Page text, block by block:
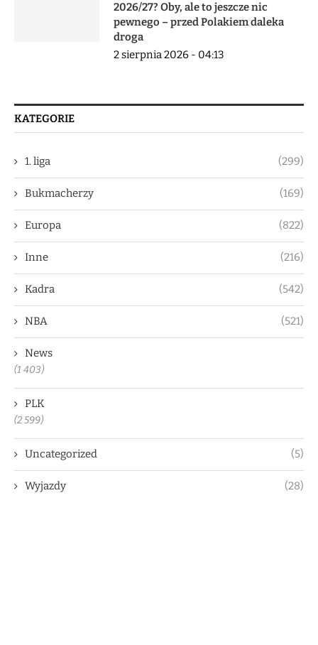
2026/27? Oby, ale to jeszcze nic
pewnego – przed Polakiem daleka
droga
2 sierpnia 2026 - 04:13
KATEGORIE
1. liga (299)
Bukmacherzy (169)
Europa (822)
Inne (216)
Kadra (542)
NBA (521)
News
(1 403)
PLK
(2 599)
Uncategorized (5)
Wyjazdy (28)